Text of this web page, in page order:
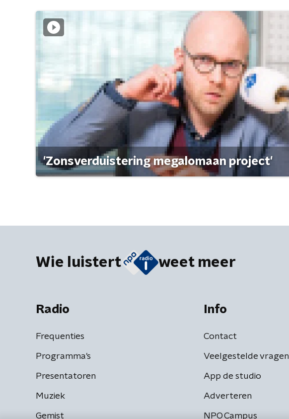
'Zonsverduistering megalomaan project'
Wie luistert weet meer
Radio
Frequenties
Programma's
Presentatoren
Muziek
Gemist
Info
Contact
Veelgestelde vragen
App de studio
Adverteren
NPO Campus